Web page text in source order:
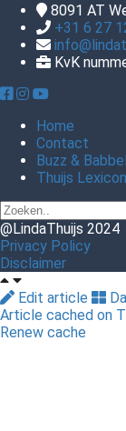
8091 AT
+31 6 27
KvK
Home
Contact
Buzz &
Thuijs
@LindaThuijs 2024
Privacy Policy
Disclaimer
Edit article
Article cached on
Renew cache